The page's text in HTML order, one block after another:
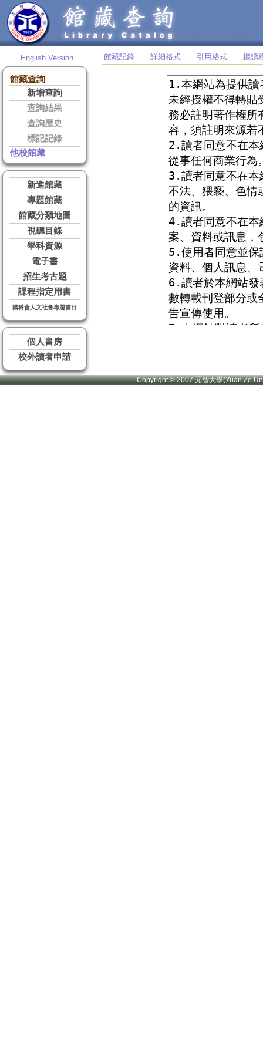
English Version
館藏查詢
新增查詢
查詢結果
查詢歷史
標記記錄
他校館藏
新進館藏
專題館藏
館藏分類地圖
視聽目錄
學科資源
電子書
招生考古題
課程指定用書
國科會人文社會專題書目
個人書房
校外讀者申請
館藏記錄 ‧ 詳細格式 ‧ 引用格式 ‧ 機讀
Copyright © 2007 元智大學(Yuan Ze